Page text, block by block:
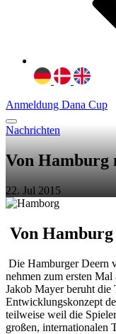
Anmeldung Dana Cup
Nachrichten
Von
22. Jul 2015
Von
Die Hamburger Deern
nehmen zum ersten
Jakob Mayer beruht die
Entwicklungskonzept
teilweise weil die
großen, internationalen